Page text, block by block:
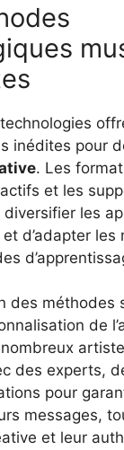
inédites pour
. Les
et les
les
d’adapter les
des méthodes
de
des experts,
pour
messages,
et leur